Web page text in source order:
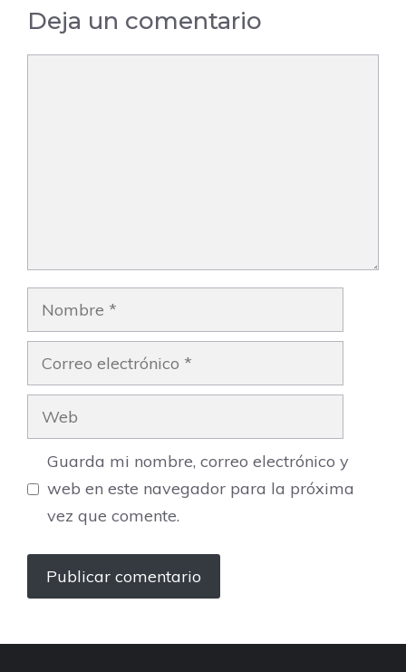
Deja un comentario
Nombre
Correo
electrónico
Web
Guarda mi nombre, correo electrónico y
web en este navegador para la próxima
vez que comente.